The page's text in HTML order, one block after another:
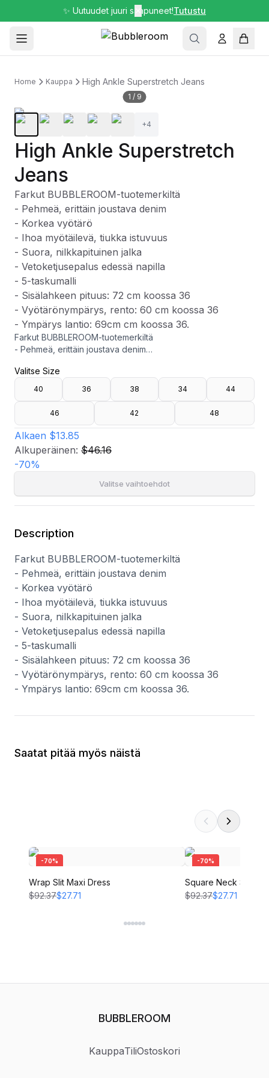
✨ Uutuudet juuri saapuneet!Tutustu
Home Kauppa High Ankle Superstretch Jeans
1 / 9
+4
High Ankle Superstretch
Jeans
Farkut BUBBLEROOM-tuotemerkiltä
- Pehmeä, erittäin joustava denim
- Korkea vyötärö
- Ihoa myötäilevä, tiukka istuvuus
- Suora, nilkkapituinen jalka
- Vetoketjusepalus edessä napilla
- 5-taskumalli
- Sisälahkeen pituus: 72 cm koossa 36
- Vyötärönympärys, rento: 60 cm koossa 36
- Ympärys lantio: 69cm cm koossa 36.
Farkut BUBBLEROOM-tuotemerkiltä
- Pehmeä, erittäin joustava denim
- Ihoa myötäilevä, tiukka istuvuus
- Suora, nilkkapituinen jalka
- Vetoketjusepalus edessä napilla
- 5-taskumalli
- Sisälahkeen pituus: 72 cm koossa 36
- Vyötärönympärys, rento: 60 cm koossa 36
- Ympärys lantio: 69cm cm koossa 36.
Valitse Size
40 36 38 34 44
46 42 48
Alkaen $13.85
Alkuperäinen: $46.16
-70%
Valitse vaihtoehdot
Description
Farkut BUBBLEROOM-tuotemerkiltä
- Pehmeä, erittäin joustava denim
- Korkea vyötärö
- Ihoa myötäilevä, tiukka istuvuus
- Suora, nilkkapituinen jalka
- Vetoketjusepalus edessä napilla
- 5-taskumalli
- Sisälahkeen pituus: 72 cm koossa 36
- Vyötärönympärys, rento: 60 cm koossa 36
- Ympärys lantio: 69cm cm koossa 36.
Saatat pitää myös näistä
-70%
Wrap Slit Maxi Dress
$92.37$27.71
-70%
Square Neck Slit
$92.37$27.71
BUBBLEROOM
KauppaTiliOstoskori